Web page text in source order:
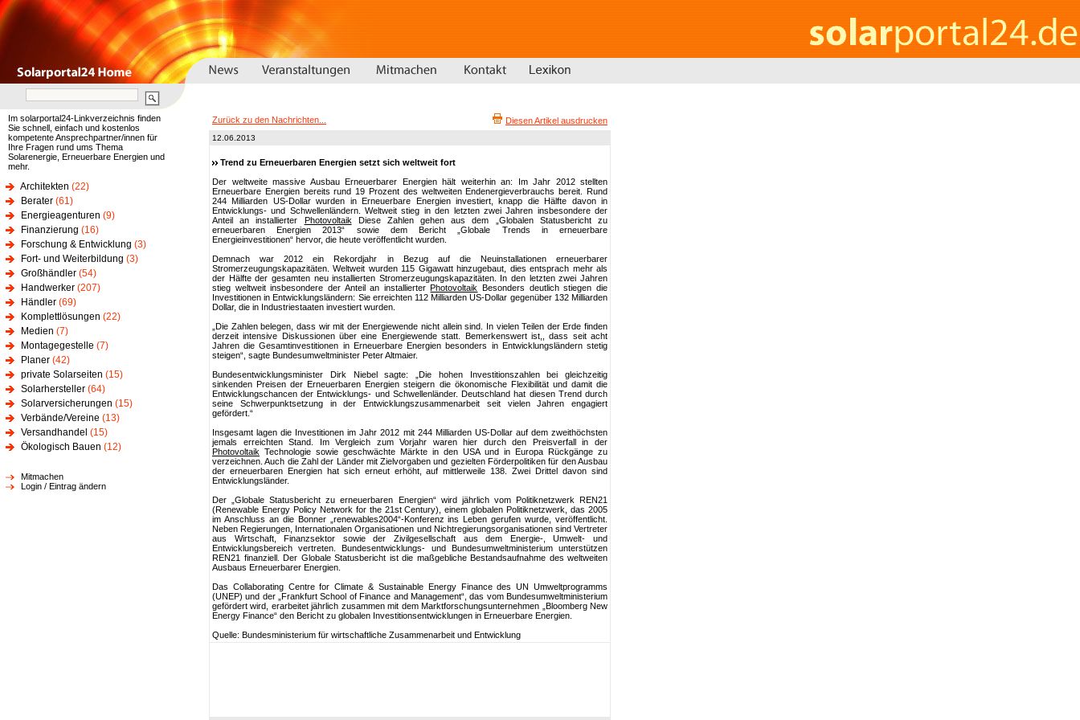
Im solarportal24-Linkverzeichnis finden
Sie schnell, einfach und kostenlos
kompetente Ansprechpartner/innen für
Ihre Fragen rund ums Thema
Solarenergie, Erneuerbare Energien und
mehr.
Architekten (22)
Berater (61)
Energieagenturen (9)
Finanzierung (16)
Forschung & Entwicklung (3)
Fort- und Weiterbildung (3)
Großhändler (54)
Handwerker (207)
Händler (69)
Komplettlösungen (22)
Medien (7)
Montagegestelle (7)
Planer (42)
private Solarseiten (15)
Solarhersteller (64)
Solarversicherungen (15)
Verbände/Vereine (13)
Versandhandel (15)
Ökologisch Bauen (12)
Mitmachen
Login / Eintrag ändern
Zurück zu den Nachrichten... Diesen Artikel ausdrucken
12.06.2013
Trend zu Erneuerbaren Energien setzt sich weltweit fort
Der weltweite massive Ausbau Erneuerbarer Energien hält weiterhin an: Im Jahr 2012 stellten
Erneuerbare Energien bereits rund 19 Prozent des weltweiten Endenergieverbrauchs bereit. Rund
244 Milliarden US-Dollar wurden in Erneuerbare Energien investiert, knapp die Hälfte davon in
Entwicklungs- und Schwellenländern. Weltweit stieg in den letzten zwei Jahren insbesondere der
Anteil an installierter Photovoltaik Diese Zahlen gehen aus dem „Globalen Statusbericht zu
erneuerbaren Energien 2013“ sowie dem Bericht „Globale Trends in erneuerbare
Energieinvestitionen“ hervor, die heute veröffentlicht wurden.
Demnach war 2012 ein Rekordjahr in Bezug auf die Neuinstallationen erneuerbarer
Stromerzeugungskapazitäten. Weltweit wurden 115 Gigawatt hinzugebaut, dies entsprach mehr als
der Hälfte der gesamten neu installierten Stromerzeugungskapazitäten. In den letzten zwei Jahren
stieg weltweit insbesondere der Anteil an installierterPhotovoltaik Besonders deutlich stiegen die
Investitionen in Entwicklungsländern: Sie erreichten 112 Milliarden US-Dollar gegenüber 132 Milliarden
Dollar, die in Industriestaaten investiert wurden.
„Die Zahlen belegen, dass wir mit der Energiewende nicht allein sind. In vielen Teilen der Erde finden
derzeit intensive Diskussionen über eine Energiewende statt. Bemerkenswert ist,, dass seit acht
Jahren die Gesamtinvestitionen in Erneuerbare Energien besonders in Entwicklungsländern stetig
steigen“, sagte Bundesumweltminister Peter Altmaier.
Bundesentwicklungsminister Dirk Niebel sagte: „Die hohen Investitionszahlen bei gleichzeitig
sinkenden Preisen der Erneuerbaren Energien steigern die ökonomische Flexibilität und damit die
Entwicklungschancen der Entwicklungs- und Schwellenländer. Deutschland hat diesen Trend durch
seine Schwerpunktsetzung in der Entwicklungszusammenarbeit seit vielen Jahren engagiert
gefördert.“
Insgesamt lagen die Investitionen im Jahr 2012 mit 244 Milliarden US-Dollar auf dem zweithöchsten
jemals erreichten Stand. Im Vergleich zum Vorjahr waren hier durch den Preisverfall in der
Photovoltaik Technologie sowie geschwächte Märkte in den USA und in Europa Rückgänge zu
verzeichnen. Auch die Zahl der Länder mit Zielvorgaben und gezielten Förderpolitiken für den Ausbau
der erneuerbaren Energien hat sich erneut erhöht, auf mittlerweile 138. Zwei Drittel davon sind
Entwicklungsländer.
Der „Globale Statusbericht zu erneuerbaren Energien“ wird jährlich vom Politiknetzwerk REN21
(Renewable Energy Policy Network for the 21st Century), einem globalen Politiknetzwerk, das 2005
im Anschluss an die Bonner „renewables2004“-Konferenz ins Leben gerufen wurde, veröffentlicht.
Neben Regierungen, Internationalen Organisationen und Nichtregierungsorganisationen sind Vertreter
aus Wirtschaft, Finanzsektor sowie der Zivilgesellschaft aus dem Energie-, Umwelt- und
Entwicklungsbereich vertreten. Bundesentwicklungs- und Bundesumweltministerium unterstützen
REN21 finanziell. Der Globale Statusbericht ist die maßgebliche Bestandsaufnahme des weltweiten
Ausbaus Erneuerbarer Energien.
Das Collaborating Centre for Climate & Sustainable Energy Finance des UN Umweltprogramms
(UNEP) und der „Frankfurt School of Finance and Management“, das vom Bundesumweltministerium
gefördert wird, erarbeitet jährlich zusammen mit dem Marktforschungsunternehmen „Bloomberg New
Energy Finance“ den Bericht zu globalen Investitionsentwicklungen in Erneuerbare Energien.
Quelle: Bundesministerium für wirtschaftliche Zusammenarbeit und Entwicklung